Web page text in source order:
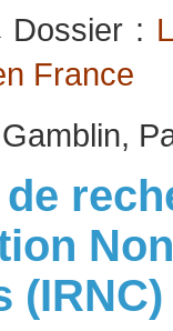
Dossier :
France
(IRNC)